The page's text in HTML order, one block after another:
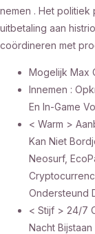
nemen . Het
uitbetaling aan
coördineren met
Mogelijk Max
Innemen :
En In-Game
< Warm >
Kan Niet
Neosurf,
Ondersteund
< Stijf > 24/7
Nacht